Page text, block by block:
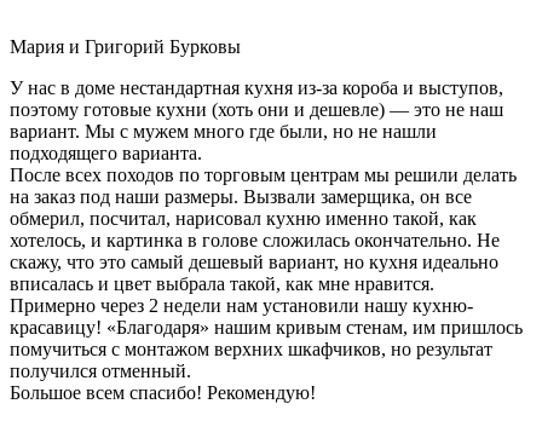
Мария и Григорий Бурковы
У нас в доме нестандартная кухня из-за короба и выступов,
поэтому готовые кухни (хоть они и дешевле) — это не наш
вариант. Мы с мужем много где были, но не нашли
подходящего варианта.
После всех походов по торговым центрам мы решили делать
на заказ под наши размеры. Вызвали замерщика, он все
обмерил, посчитал, нарисовал кухню именно такой, как
хотелось, и картинка в голове сложилась окончательно. Не
скажу, что это самый дешевый вариант, но кухня идеально
вписалась и цвет выбрала такой, как мне нравится.
Примерно через 2 недели нам установили нашу кухню-
красавицу! «Благодаря» нашим кривым стенам, им пришлось
помучиться с монтажом верхних шкафчиков, но результат
получился отменный.
Большое всем спасибо! Рекомендую!